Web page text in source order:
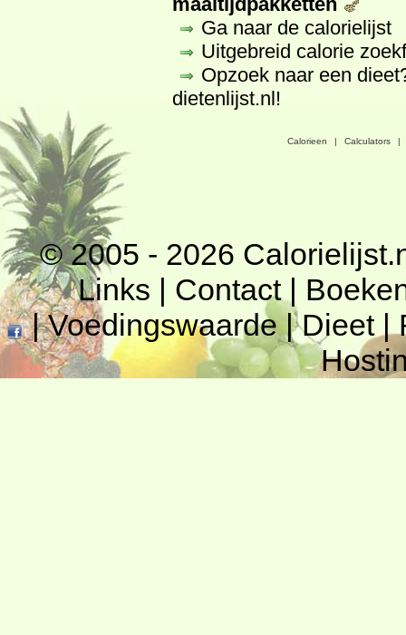
Ga naar de calorielijst
Uitgebreid calorie
Opzoek naar een
dietenlijst.nl!
Calorieen | Calculators |
© 2005 - 2026
Links | Contact|
|Voedingswaarde|Dieet|